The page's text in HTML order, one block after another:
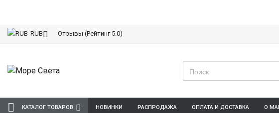
RUB Отзывы (Рейтинг 5.0)
КАТАЛОГ ТОВАРОВ НОВИНКИ РАСПРОДАЖА ОПЛАТА И ДОСТАВКА О